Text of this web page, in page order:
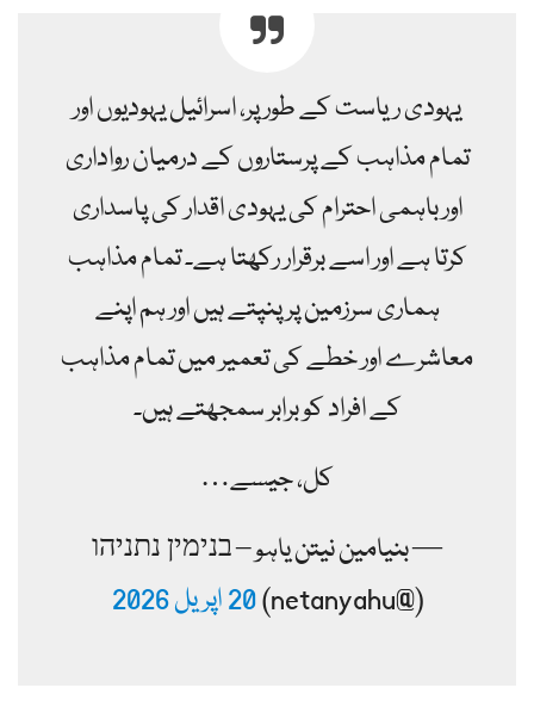
یہودی ریاست کے طور پر، اسرائیل یہودیوں اور
تمام مذاہب کے پرستاروں کے درمیان رواداری
اور باہمی احترام کی یہودی اقدار کی پاسداری
کرتا ہے اور اسے برقرار رکھتا ہے۔ تمام مذاہب
ہماری سرزمین پر پنپتے ہیں اور ہم اپنے
معاشرے اور خطے کی تعمیر میں تمام مذاہب
کے افراد کو برابر سمجھتے ہیں۔
کل، جیسے…
— بنیامین نیتن یاہو – בנימין נתניהו
(@netanyahu)
20 اپریل 2026